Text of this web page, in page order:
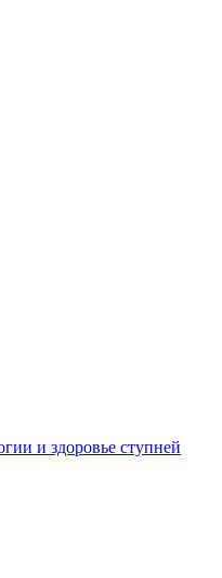
и здоровье ступней